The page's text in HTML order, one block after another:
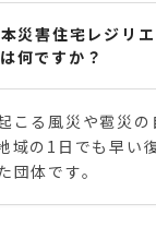
災害住宅レジリ
何ですか？
こる風災や雹災
域の1日でも早い
団体です。